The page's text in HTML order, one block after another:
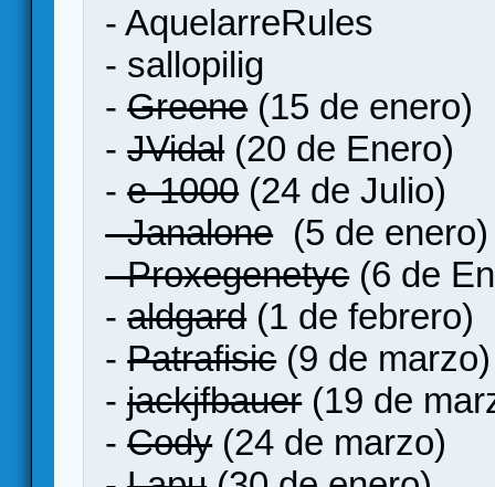
- AquelarreRules
- sallopilig
-Greene(15 de enero)
-JVidal(20 de Enero)
-e-1000(24 de Julio)
- Janalone(5 de enero)
- Proxegenetyc(6 de
-aldgard(1 de febrero)
-Patrafisic(9 de marzo)
-jackjfbauer(19 de
-Cody(24 de marzo)